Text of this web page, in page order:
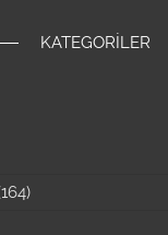
KATEGORILER
164